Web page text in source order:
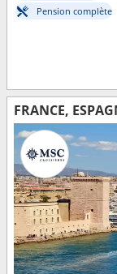
Pension complète
FRANCE,